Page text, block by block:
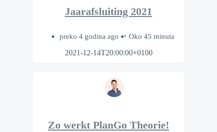
Jaarafsluiting 2021
preko 4 godina ago
Oko 45 minuta
2021-12-14T20:00:00+0100
Zo werkt PlanGo Theorie!